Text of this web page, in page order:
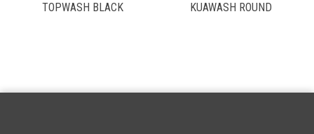
TOPWASH BLACK KUAWASH ROUND